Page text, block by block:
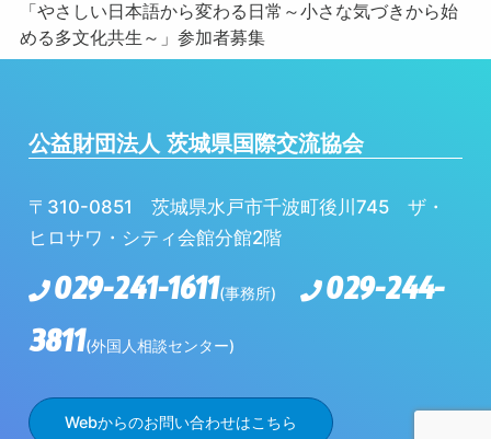
「やさしい日本語から変わる日常～小さな気づきから始
める多文化共生～」参加者募集
公益財団法人 茨城県国際交流協会
〒310-0851 茨城県水戸市千波町後川745 ザ・
ヒロサワ・シティ会館分館2階
029-241-1611(事務所)
029-244-
3811(外国人相談センター)
Webからのお問い合わせはこちら